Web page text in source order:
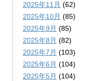
2025年11月 (62)
2025年10月 (85)
2025年9月 (85)
2025年8月 (82)
2025年7月 (103)
2025年6月 (104)
2025年5月 (104)